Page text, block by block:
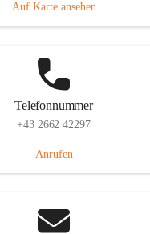
Auf Karte ansehen
Telefonnummer
+43 2662 42297
Anrufen